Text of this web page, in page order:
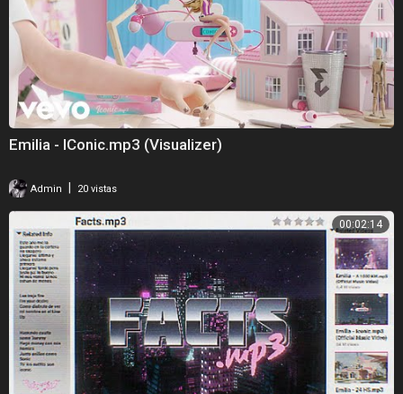
Emilia - IConic.mp3 (Visualizer)
Admin 20 vistas
00:02:14